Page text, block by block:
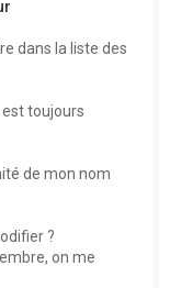
dans la liste des
est toujours
de mon nom
?
on me